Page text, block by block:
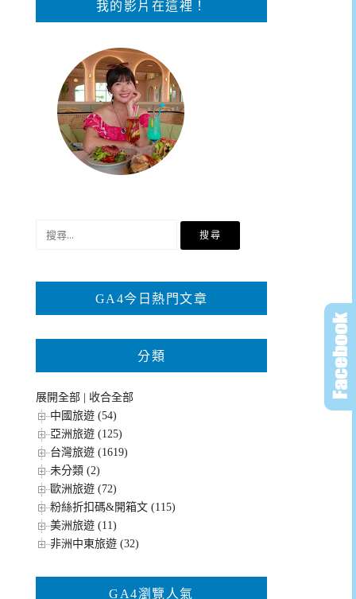
我的影片在這裡！
鍵
GA4今日熱門文章
分類
展開全部
收合全部
中國旅遊 (54)
亞洲旅遊 (125)
台灣旅遊 (1619)
未分類 (2)
歐洲旅遊 (72)
粉絲折扣碼&開箱文 (115)
美洲旅遊 (11)
非洲中東旅遊 (32)
GA4瀏覽人氣